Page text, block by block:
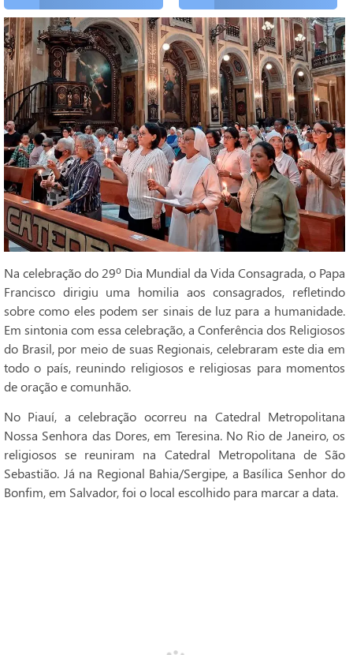
Na celebração do 29º Dia Mundial da Vida Consagrada, o Papa
Francisco dirigiu uma homilia aos consagrados, refletindo
sobre como eles podem ser sinais de luz para a humanidade.
Em sintonia com essa celebração, a Conferência dos Religiosos
do Brasil, por meio de suas Regionais, celebraram este dia em
todo o país, reunindo religiosos e religiosas para momentos
de oração e comunhão.
No Piauí, a celebração ocorreu na Catedral Metropolitana
Nossa Senhora das Dores, em Teresina. No Rio de Janeiro, os
religiosos se reuniram na Catedral Metropolitana de São
Sebastião. Já na Regional Bahia/Sergipe, a Basílica Senhor do
Bonfim, em Salvador, foi o local escolhido para marcar a data.